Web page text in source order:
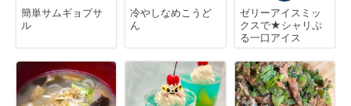
簡単サムギョプサ
ル
冷やしなめこうど
ん
ゼリーアイスミッ
クスで★シャリぷ
る一口アイス